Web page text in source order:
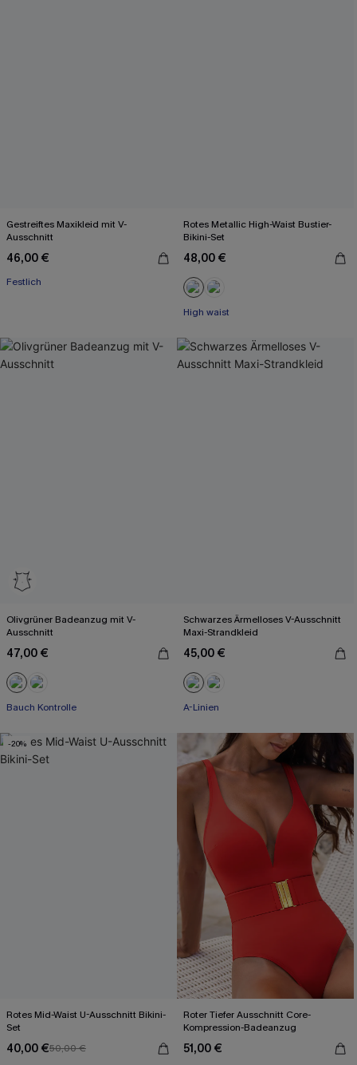
Gestreiftes Maxikleid mit V-
Ausschnitt
46,00 €
Festlich
Rotes Metallic High-Waist Bustier-
Bikini-Set
48,00 €
High waist
Olivgrüner Badeanzug mit V-
Ausschnitt
47,00 €
Bauch Kontrolle
Schwarzes Ärmelloses V-Ausschnitt
Maxi-Strandkleid
45,00 €
A-Linien
-20%
Rotes Mid-Waist U-Ausschnitt Bikini-
Set
40,00 €50,00 €
Roter Tiefer Ausschnitt Core-
Kompression-Badeanzug
51,00 €